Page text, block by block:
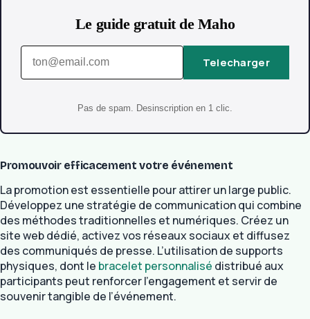
Le guide gratuit de Maho
Telecharger
Pas de spam. Desinscription en 1 clic.
Promouvoir efficacement votre événement
La promotion est essentielle pour attirer un large public.
Développez une stratégie de communication qui combine
des méthodes traditionnelles et numériques. Créez un
site web dédié, activez vos réseaux sociaux et diffusez
des communiqués de presse. L’utilisation de supports
physiques, dont le bracelet personnalisé distribué aux
participants peut renforcer l’engagement et servir de
souvenir tangible de l’événement.